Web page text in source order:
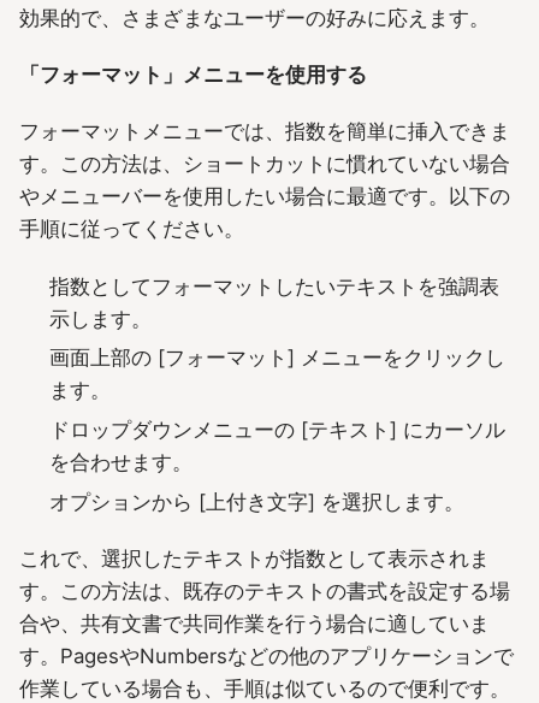
効果的で、さまざまなユーザーの好みに応えます。
「フォーマット」メニューを使用する
フォーマットメニューでは、指数を簡単に挿入できま
す。この方法は、ショートカットに慣れていない場合
やメニューバーを使用したい場合に最適です。以下の
手順に従ってください。
指数としてフォーマットしたいテキストを強調表
示します。
画面上部の [フォーマット] メニューをクリックし
ます。
ドロップダウンメニューの [テキスト] にカーソル
を合わせます。
オプションから [上付き文字] を選択します。
これで、選択したテキストが指数として表示されま
す。この方法は、既存のテキストの書式を設定する場
合や、共有文書で共同作業を行う場合に適していま
す。PagesやNumbersなどの他のアプリケーションで
作業している場合も、手順は似ているので便利です。